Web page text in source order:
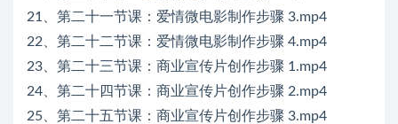
21、第二十一节课：爱情微电影制作步骤 3.mp4
22、第二十二节课：爱情微电影制作步骤 4.mp4
23、第二十三节课：商业宣传片创作步骤 1.mp4
24、第二十四节课：商业宣传片创作步骤 2.mp4
25、第二十五节课：商业宣传片创作步骤 3.mp4